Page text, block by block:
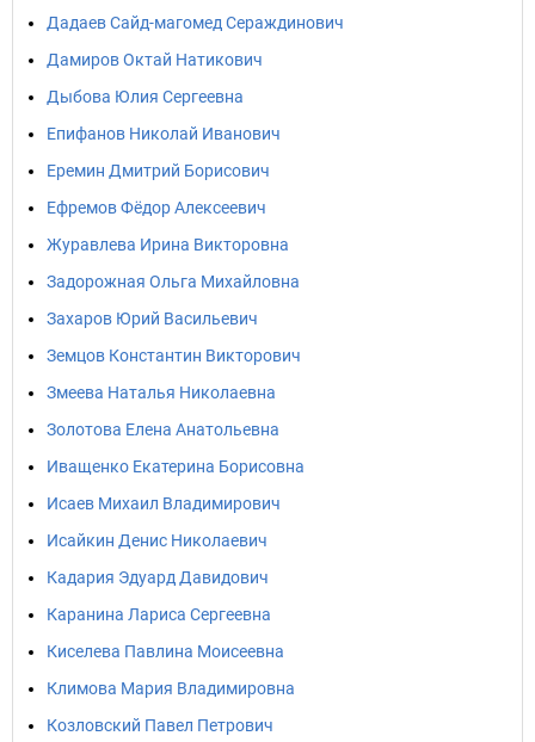
Дадаев Сайд-магомед Сераждинович
Дамиров Октай Натикович
Дыбова Юлия Сергеевна
Епифанов Николай Иванович
Еремин Дмитрий Борисович
Ефремов Фёдор Алексеевич
Журавлева Ирина Викторовна
Задорожная Ольга Михайловна
Захаров Юрий Васильевич
Земцов Константин Викторович
Змеева Наталья Николаевна
Золотова Елена Анатольевна
Иващенко Екатерина Борисовна
Исаев Михаил Владимирович
Исайкин Денис Николаевич
Кадария Эдуард Давидович
Каранина Лариса Сергеевна
Киселева Павлина Моисеевна
Климова Мария Владимировна
Козловский Павел Петрович